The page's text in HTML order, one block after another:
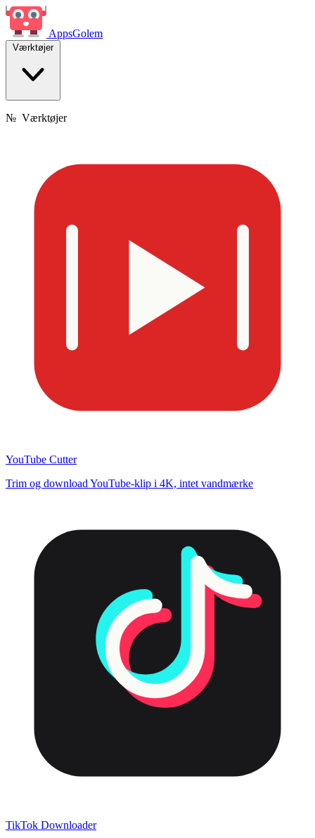
AppsGolem
Værktøjer
№ Værktøjer
YouTube Cutter
Trim og download YouTube-klip i 4K, intet vandmærke
TikTok Downloader